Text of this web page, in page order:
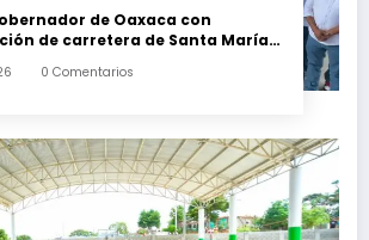
de Oaxaca con
de carretera de Santa María
0 Comentarios